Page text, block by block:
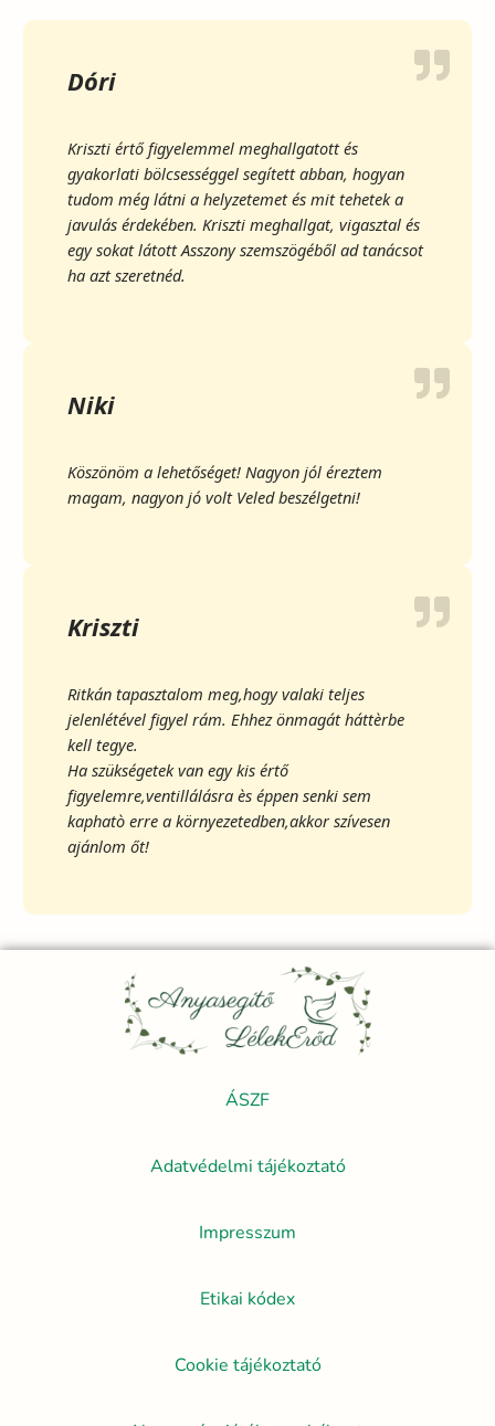
Dóri
Kriszti értő figyelemmel meghallgatott és
gyakorlati bölcsességgel segített abban, hogyan
tudom még látni a helyzetemet és mit tehetek a
javulás érdekében. Kriszti meghallgat, vigasztal és
egy sokat látott Asszony szemszögéből ad tanácsot
ha azt szeretnéd.
Niki
Köszönöm a lehetőséget! Nagyon jól éreztem
magam, nagyon jó volt Veled beszélgetni!
Kriszti
Ritkán tapasztalom meg,hogy valaki teljes
jelenlétével figyel rám. Ehhez önmagát háttèrbe
kell tegye.
Ha szükségetek van egy kis értő
figyelemre,ventillálásra ès éppen senki sem
kaphatò erre a környezetedben,akkor szívesen
ajánlom őt!
ÁSZF
Adatvédelmi tájékoztató
Impresszum
Etikai kódex
Cookie tájékoztató